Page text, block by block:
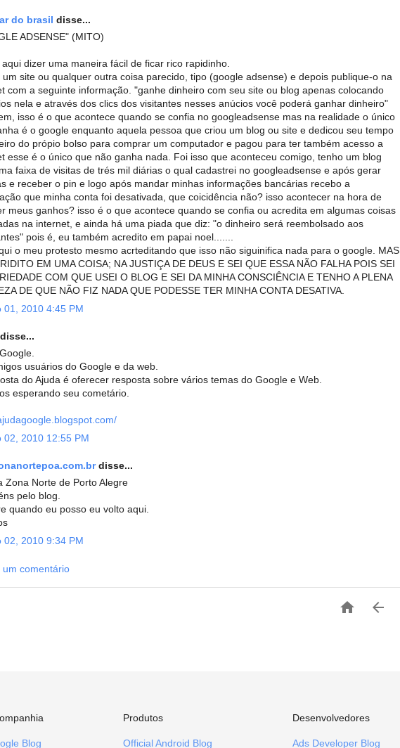
do brasil disse...
ADSENSE" (MITO)
aqui dizer uma maneira fácil de ficar rico rapidinho.
um site ou qualquer outra coisa parecido, tipo (google adsense) e depois publique-o na
com a seguinte informação. "ganhe dinheiro com seu site ou blog apenas colocando
nela e através dos clics dos visitantes nesses anúcios você poderá ganhar dinheiro"
isso é o que acontece quando se confia no googleadsense mas na realidade o único
é o google enquanto aquela pessoa que criou um blog ou site e dedicou seu tempo
do própio bolso para comprar um computador e pagou para ter também acesso a
esse é o único que não ganha nada. Foi isso que aconteceu comigo, tenho um blog
faixa de visitas de trés mil diárias o qual cadastrei no googleadsense e após gerar
e receber o pin e logo após mandar minhas informações bancárias recebo a
que minha conta foi desativada, que coicidência não? isso acontecer na hora de
meus ganhos? isso é o que acontece quando se confia ou acredita em algumas coisas
na internet, e ainda há uma piada que diz: "o dinheiro será reembolsado aos
pois é, eu também acredito em papai noel.......
o meu protesto mesmo acrteditando que isso não siguinifica nada para o google. MAS
EM UMA COISA; NA JUSTIÇA DE DEUS E SEI QUE ESSA NÃO FALHA POIS SEI
COM QUE USEI O BLOG E SEI DA MINHA CONSCIÊNCIA E TENHO A PLENA
DE QUE NÃO FIZ NADA QUE PODESSE TER MINHA CONTA DESATIVA.
01, 2010 4:45 PM
disse...
usuários do Google e da web.
do Ajuda é oferecer resposta sobre vários temas do Google e Web.
esperando seu cometário.
02, 2010 12:55 PM
disse...
Zona Norte de Porto Alegre
pelo blog.
quando eu posso eu volto aqui.
02, 2010 9:34 PM
um comentário
 
Blog
Produtos
Official Android Blog
Desenvolvedores
Ads Developer Blog